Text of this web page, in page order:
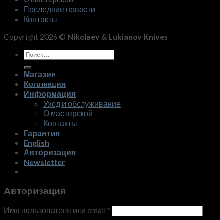
Последние новости
Контакты
Copyright 2026 © Nikolaev & Lukianov Knives
Искать:
Магазин
Коллекция
Информация
Уход и обслуживание
О мастерской
Контакты
Гарантия
English
Авторизация
Newsletter
Авторизация
Имя пользователя или email *